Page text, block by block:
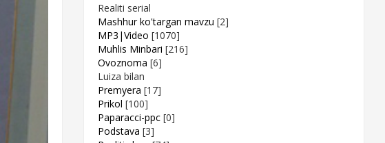
Realiti serial
Mashhur ko'targan mavzu [2]
MP3|Video [1070]
Muhlis Minbari [216]
Ovoznoma [6]
Luiza bilan
Premyera [17]
Prikol [100]
Paparacci-ppc [0]
Podstava [3]